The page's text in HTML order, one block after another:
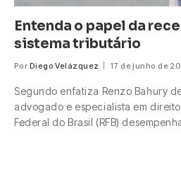
Entenda o papel da
sistema tributário
Por Diego Velázquez 17 de junho de
Segundo enfatiza Renzo Bahury
advogado e especialista em
Federal do Brasil (RFB)